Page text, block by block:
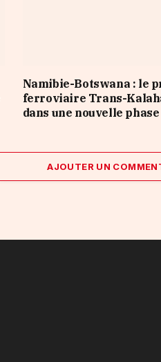
Namibie-Botswana : le
ferroviaire Trans-
dans une nouvelle phase
AJOUTER UN